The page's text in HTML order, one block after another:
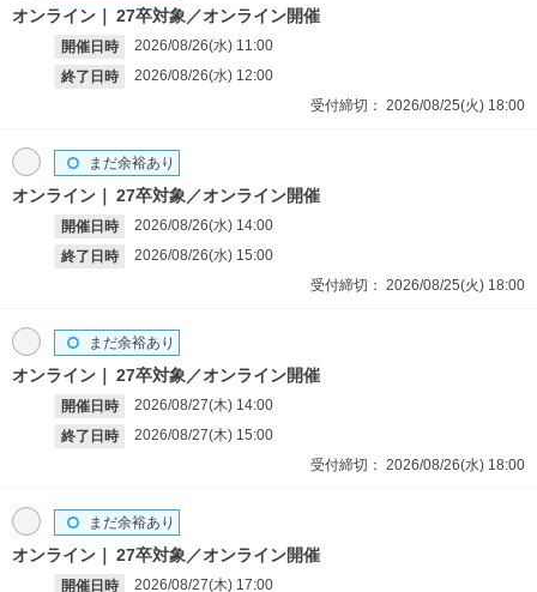
オンライン 27卒対象／オンライン開催
開催日時 2026/08/26(水) 11:00
終了日時
2026/08/26(水) 12:00
受付締切： 2026/08/25(火) 18:00
オンライン 27卒対象／オンライン開催
開催日時 2026/08/26(水) 14:00
終了日時
2026/08/26(水) 15:00
まだ余裕あり
受付締切： 2026/08/25(火) 18:00
オンライン 27卒対象／オンライン開催
開催日時 2026/08/27(木) 14:00
終了日時
2026/08/27(木) 15:00
まだ余裕あり
受付締切： 2026/08/26(水) 18:00
オンライン 27卒対象／オンライン開催
開催日時 2026/08/27(木) 17:00
まだ余裕あり